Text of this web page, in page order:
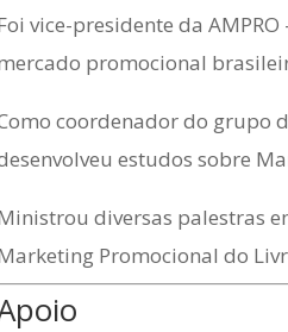
vice-presidente da
promocional
coordenador do grupo
estudos sobre
diversas palestras
Promocional do